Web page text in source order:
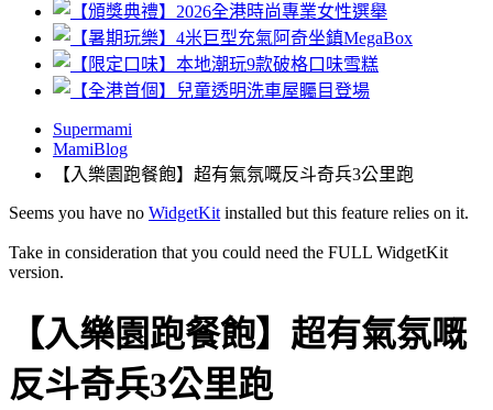
Supermami
MamiBlog
【入樂園跑餐飽】超有氣氛嘅反斗奇兵3公里跑
Seems you have no WidgetKit installed but this feature relies on it.
Take in consideration that you could need the FULL WidgetKit
version.
【入樂園跑餐飽】超有氣氛嘅
反斗奇兵3公里跑